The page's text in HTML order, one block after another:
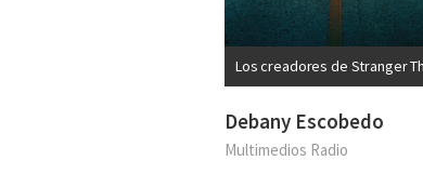
Los creadores de Stranger
Debany Escobedo
Multimedios Radio